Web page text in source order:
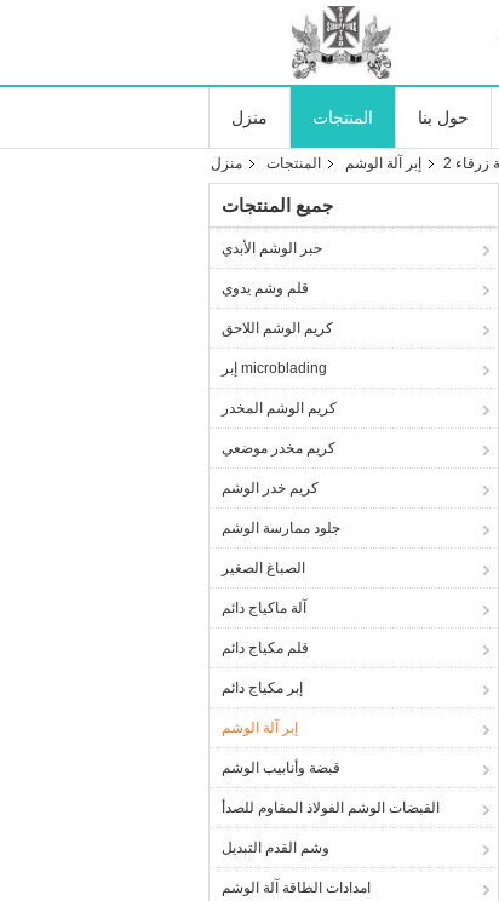
منزل المنتجات حول بنا
منزل المنتجات إبر آلة الوشم
جميع المنتجات
حبر الوشم الأبدي
قلم وشم يدوي
كريم الوشم اللاحق
إبر microblading
كريم الوشم المخدر
كريم مخدر موضعي
كريم خدر الوشم
جلود ممارسة الوشم
الصباغ الصغير
آلة ماكياج دائم
قلم مكياج دائم
إبر مكياج دائم
إبر آلة الوشم
قبضة وأنابيب الوشم
القبضات الوشم الفولاذ المقاوم للصدأ
وشم القدم التبديل
امدادات الطاقة آلة الوشم